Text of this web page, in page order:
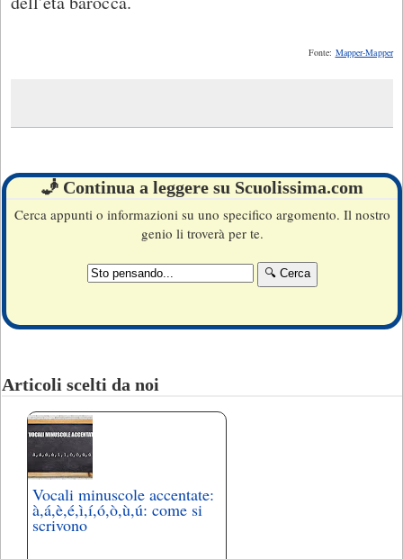
Fonte: Mapper-Mapper
🧞 Continua a leggere su Scuolissima.com
Cerca appunti o informazioni su uno specifico argomento. Il nostro
genio li troverà per te.
Articoli scelti da noi
Vocali minuscole accentate:
à,á,è,é,ì,í,ó,ò,ù,ú: come si
scrivono